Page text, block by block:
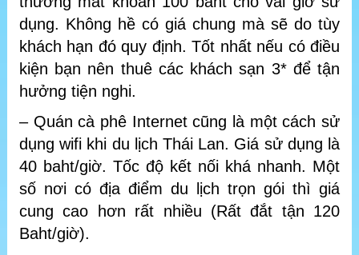
dụng. Không hề có giá chung mà sẽ do tùy
khách hạn đó quy định. Tốt nhất nếu có điều
kiện bạn nên thuê các khách sạn 3* để tận
hưởng tiện nghi.
– Quán cà phê Internet cũng là một cách sử
dụng wifi khi du lịch Thái Lan. Giá sử dụng là
40 baht/giờ. Tốc độ kết nối khá nhanh. Một
số nơi có địa điểm du lịch trọn gói thì giá
cung cao hơn rất nhiều (Rất đắt tận 120
Baht/giờ).